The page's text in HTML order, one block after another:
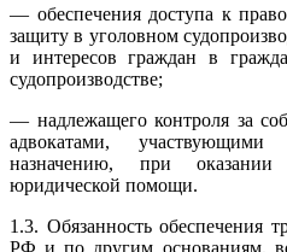
— обеспечения доступа к
защиту в уголовном
и интересов граждан в
судопроизводстве;
— надлежащего контроля за
адвокатами,
назначению, при
юридической помощи.
1.3. Обязанность обеспечения
РФ и по другим основаниям,